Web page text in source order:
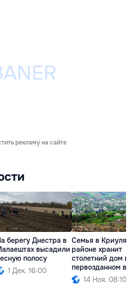
рекламу на сайте
берегу Днестра в
высадили
полосу
1 Дек. 16:00
Семья в
районе хранит
столетний дом в
первозданном
14 Ноя. 08:10